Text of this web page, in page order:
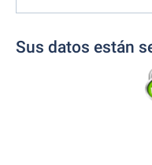
Sus datos están